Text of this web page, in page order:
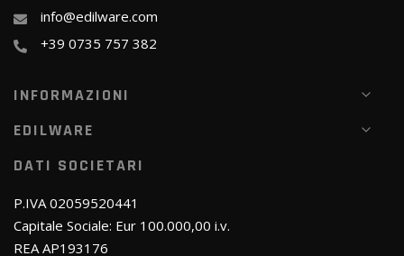
info@edilware.com
+39 0735 757 382
INFORMAZIONI
EDILWARE
DATI SOCIETARI
P.IVA 02059520441
Capitale Sociale: Eur 100.000,00 i.v.
REA AP193176